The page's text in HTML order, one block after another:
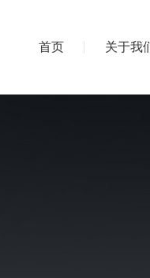
首页 关于我